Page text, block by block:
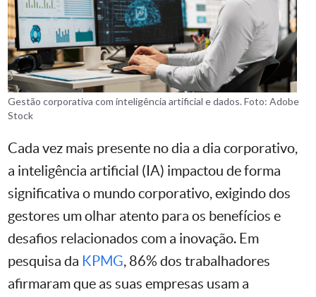
Gestão corporativa com inteligência artificial e dados. Foto: Adobe
Stock
Cada vez mais presente no dia a dia corporativo,
a inteligência artificial (IA) impactou de forma
significativa o mundo corporativo, exigindo dos
gestores um olhar atento para os benefícios e
desafios relacionados com a inovação. Em
pesquisa da KPMG, 86% dos trabalhadores
afirmaram que as suas empresas usam a